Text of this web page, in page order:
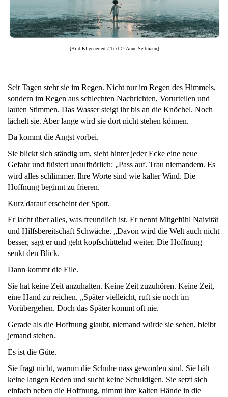
[Bild KI generiert / Text © Anne Seltmann]
Seit Tagen steht sie im Regen. Nicht nur im Regen des Himmels,
sondern im Regen aus schlechten Nachrichten, Vorurteilen und
lauten Stimmen. Das Wasser steigt ihr bis an die Knöchel. Noch
lächelt sie. Aber lange wird sie dort nicht stehen können.
Da kommt die Angst vorbei.
Sie blickt sich ständig um, sieht hinter jeder Ecke eine neue
Gefahr und flüstert unaufhörlich: „Pass auf. Trau niemandem. Es
wird alles schlimmer. Ihre Worte sind wie kalter Wind. Die
Hoffnung beginnt zu frieren.
Kurz darauf erscheint der Spott.
Er lacht über alles, was freundlich ist. Er nennt Mitgefühl Naivität
und Hilfsbereitschaft Schwäche. „Davon wird die Welt auch nicht
besser, sagt er und geht kopfschüttelnd weiter. Die Hoffnung
senkt den Blick.
Dann kommt die Eile.
Sie hat keine Zeit anzuhalten. Keine Zeit zuzuhören. Keine Zeit,
eine Hand zu reichen. „Später vielleicht, ruft sie noch im
Vorübergehen. Doch das Später kommt oft nie.
Gerade als die Hoffnung glaubt, niemand würde sie sehen, bleibt
jemand stehen.
Es ist die Güte.
Sie fragt nicht, warum die Schuhe nass geworden sind. Sie hält
keine langen Reden und sucht keine Schuldigen. Sie setzt sich
einfach neben die Hoffnung, nimmt ihre kalten Hände in die